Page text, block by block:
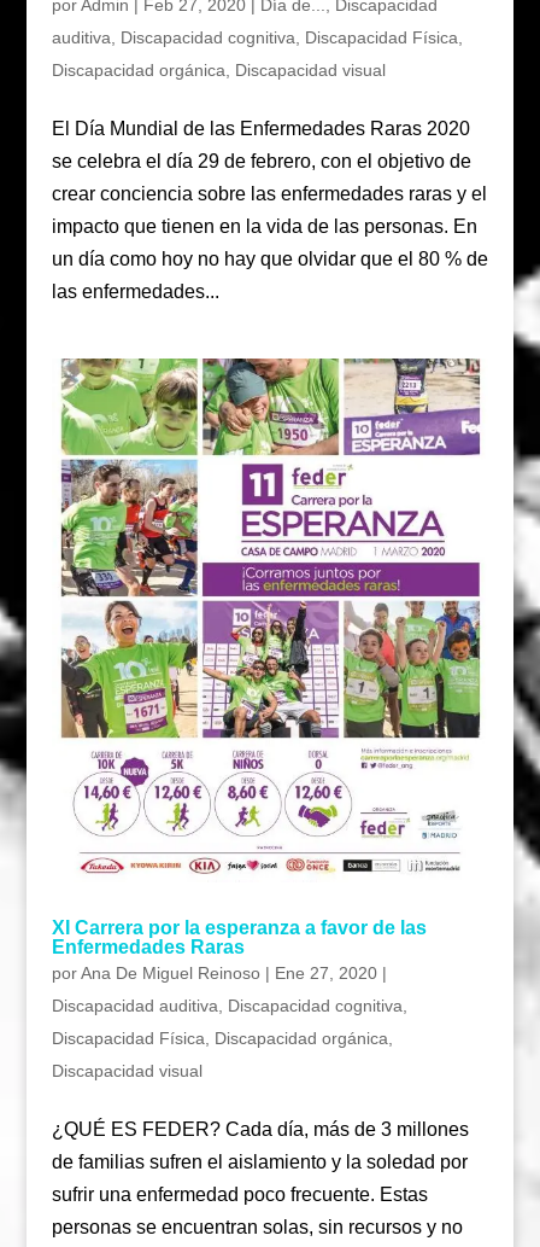
porAdmin Feb 27, 2020| Día de..., Discapacidad
auditiva, Discapacidad cognitiva, Discapacidad Física,
Discapacidad orgánica, Discapacidad visual
El Día Mundial de las Enfermedades Raras 2020
se celebra el día 29 de febrero, con el objetivo de
crear conciencia sobre las enfermedades raras y el
impacto que tienen en la vida de las personas. En
un día como hoy no hay que olvidar que el 80 % de
las enfermedades...
XI Carrera por la esperanza a favor de las
Enfermedades Raras
porAna De Miguel Reinoso| Ene 27, 2020|
Discapacidad auditiva
Discapacidad cognitiva
Discapacidad Física
Discapacidad orgánica
Discapacidad visual
¿QUÉ ES FEDER? Cada día, más de 3 millones
de familias sufren el aislamiento y la soledad por
sufrir una enfermedad poco frecuente. Estas
personas se encuentran solas, sin recursos y no